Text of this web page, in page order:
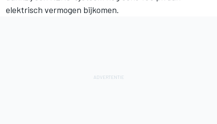
elektrisch vermogen bijkomen.